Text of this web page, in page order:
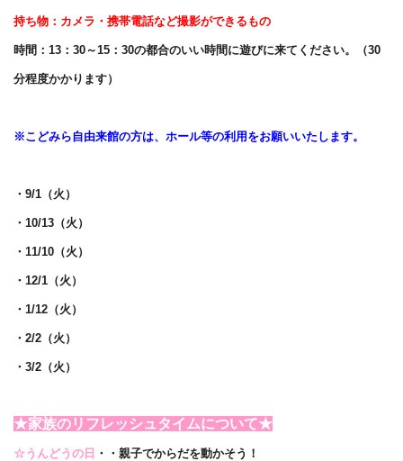
持ち物：カメラ・携帯電話など撮影ができるもの
時間：13：30～15：30の都合のいい時間に遊びに来てください。（30
分程度かかります）
※こどみら自由来館の方は、ホール等の利用をお願いいたします。
・9/1（火）
・10/13（火）
・11/10（火）
・12/1（火）
・1/12（火）
・2/2（火）
・3/2（火）
★家族のリフレッシュタイムについて★
☆うんどう の日 ・・親子でからだを動かそう！